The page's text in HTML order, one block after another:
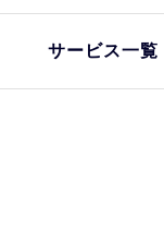
サービス一覧